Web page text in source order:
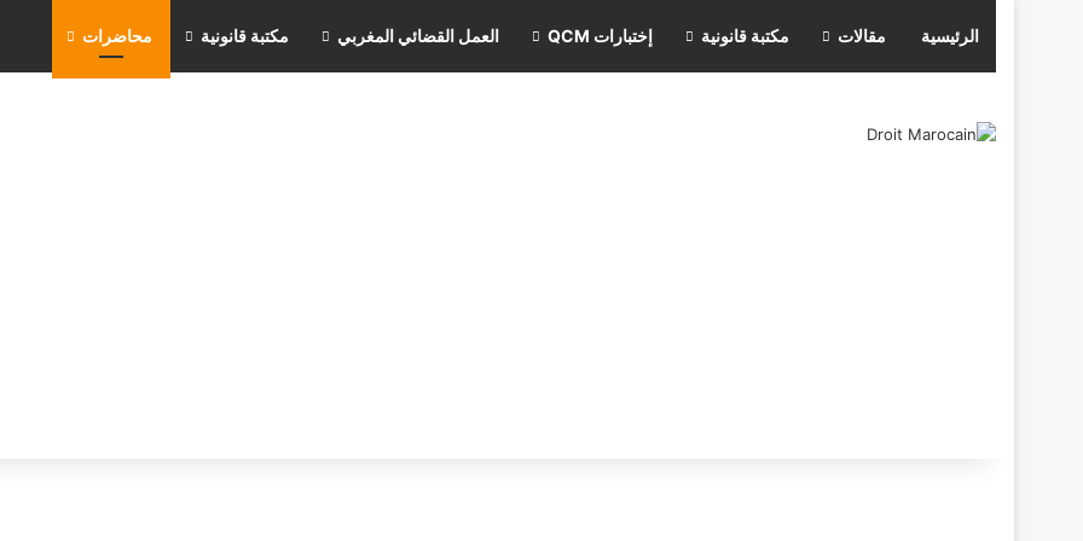
الرئيسية مقالات مكتبة قانونية إختبارات QCM العمل القضائي المغربي مكتبة قانونية محاضرات